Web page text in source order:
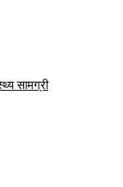
सामग्री